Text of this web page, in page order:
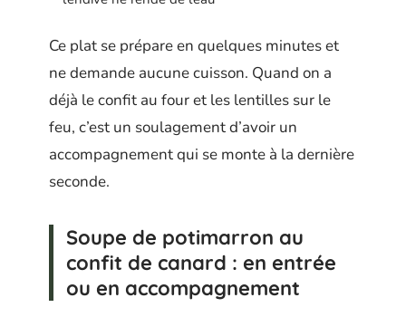
Ce plat se prépare en quelques minutes et
ne demande aucune cuisson. Quand on a
déjà le confit au four et les lentilles sur le
feu, c’est un soulagement d’avoir un
accompagnement qui se monte à la dernière
seconde.
Soupe de potimarron au
confit de canard : en entrée
ou en accompagnement